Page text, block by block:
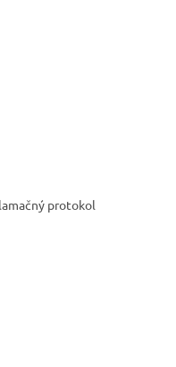
protokol